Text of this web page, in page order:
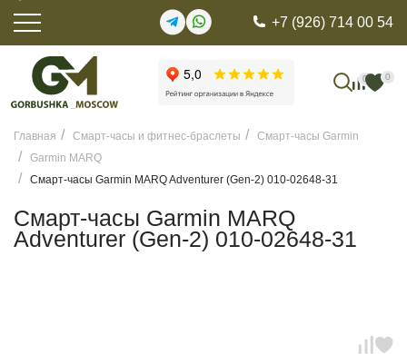
+7 (926) 714 00 54
0 0
Главная Смарт-часы и фитнес-браслеты
Смарт-часы Garmin
Garmin MARQ
Смарт-часы Garmin MARQ Adventurer (Gen-2) 010-02648-31
Смарт-часы Garmin MARQ
Adventurer (Gen-2) 010-02648-31